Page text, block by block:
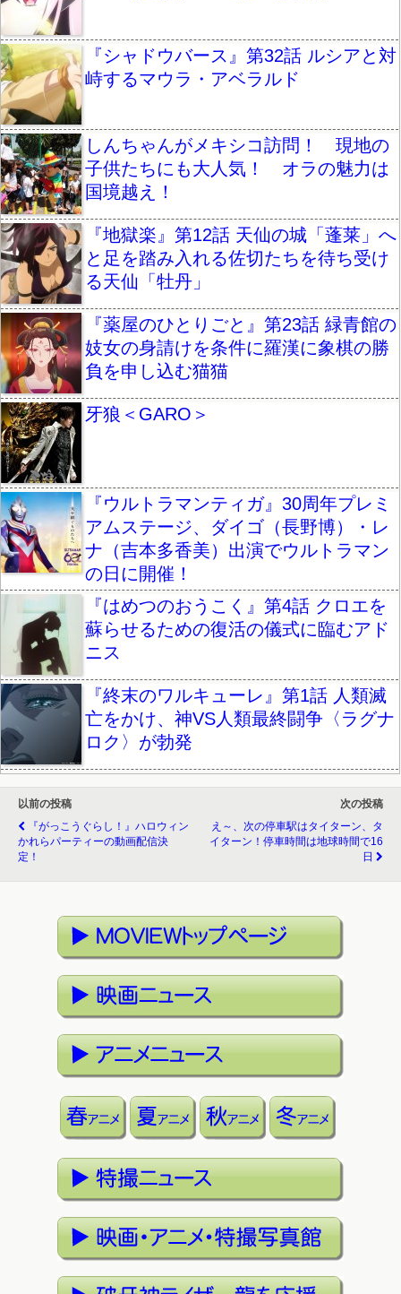
『シャドウバース』第32話 ルシアと対
峙するマウラ・アベラルド
しんちゃんがメキシコ訪問！ 現地の
子供たちにも大人気！ オラの魅力は
国境越え！
『地獄楽』第12話 天仙の城「蓬莱」へ
と足を踏み入れる佐切たちを待ち受け
る天仙「牡丹」
『薬屋のひとりごと』第23話 緑青館の
妓女の身請けを条件に羅漢に象棋の勝
負を申し込む猫猫
牙狼＜GARO＞
『ウルトラマンティガ』30周年プレミ
アムステージ、ダイゴ（長野博）・レ
ナ（吉本多香美）出演でウルトラマン
の日に開催！
『はめつのおうこく』第4話 クロエを
蘇らせるための復活の儀式に臨むアド
ニス
『終末のワルキューレ』第1話 人類滅
亡をかけ、神VS人類最終闘争〈ラグナ
ロク〉が勃発
以前の投稿
『がっこうぐらし！』ハロウィン
かれらパーティーの動画配信決
定！
次の投稿
え～、次の停車駅はタイターン、タ
イターン！停車時間は地球時間で16
日